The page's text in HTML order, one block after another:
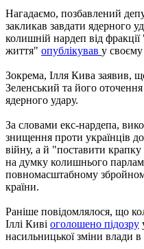
Нагадаємо, позбавлений
закликав завдати ядерного
колишній нардеп від
життя" опублікував у своєму
Зокрема, Ілля Кива заявив,
Зеленський та його
ядерного удару.
За словами екс-нардепа,
знищення проти українців
війну, а й "поставити
на думку колишнього
повномасштабному
країни.
Раніше повідомлялося, що
Іллі Киві оголошено підозру
насильницької зміни влади в